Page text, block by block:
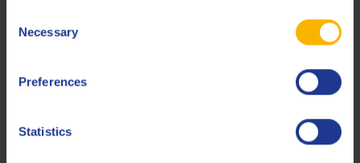
Selection
Necessary
Preferences
Statistics